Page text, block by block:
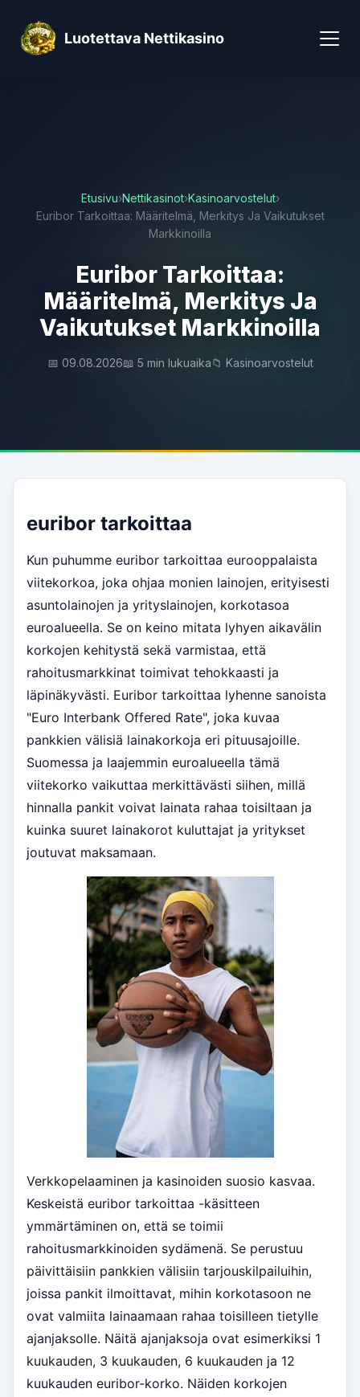
Luotettava Nettikasino
Etusivu›Nettikasinot›Kasinoarvostelut›
Euribor Tarkoittaa: Määritelmä, Merkitys Ja Vaikutukset
Markkinoilla
Euribor Tarkoittaa:
Määritelmä, Merkitys Ja
Vaikutukset Markkinoilla
📅 09.08.2026📖 5 min lukuaika📁 Kasinoarvostelut
euribor tarkoittaa
Kun puhumme euribor tarkoittaa eurooppalaista
viitekorkoa, joka ohjaa monien lainojen, erityisesti
asuntolainojen ja yrityslainojen, korkotasoa
euroalueella. Se on keino mitata lyhyen aikavälin
korkojen kehitystä sekä varmistaa, että
rahoitusmarkkinat toimivat tehokkaasti ja
läpinäkyvästi. Euribor tarkoittaa lyhenne sanoista
"Euro Interbank Offered Rate", joka kuvaa
pankkien välisiä lainakorkoja eri pituusajoille.
Suomessa ja laajemmin euroalueella tämä
viitekorko vaikuttaa merkittävästi siihen, millä
hinnalla pankit voivat lainata rahaa toisiltaan ja
kuinka suuret lainakorot kuluttajat ja yritykset
joutuvat maksamaan.
Verkkopelaaminen ja kasinoiden suosio kasvaa.
Keskeistä euribor tarkoittaa -käsitteen
ymmärtäminen on, että se toimii
rahoitusmarkkinoiden sydämenä. Se perustuu
päivittäisiin pankkien välisiin tarjouskilpailuihin,
joissa pankit ilmoittavat, mihin korkotasoon ne
ovat valmiita lainaamaan rahaa toisilleen tietylle
ajanjaksolle. Näitä ajanjaksoja ovat esimerkiksi 1
kuukauden, 3 kuukauden, 6 kuukauden ja 12
kuukauden euribor-korko. Näiden korkojen